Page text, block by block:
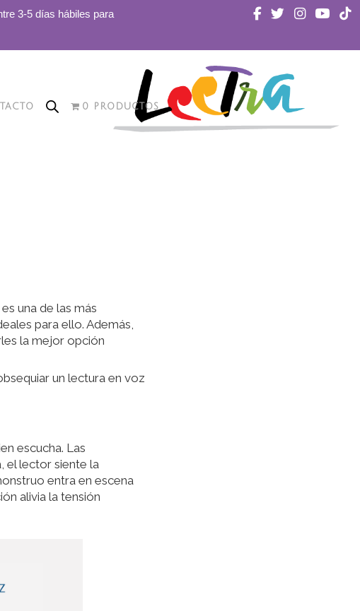
3-5 días hábiles para
0 PRODUCTOS
una de las más
para ello. Además,
la mejor opción
un lectura en voz
escucha. Las
el lector siente la
entra en escena
alivia la tensión